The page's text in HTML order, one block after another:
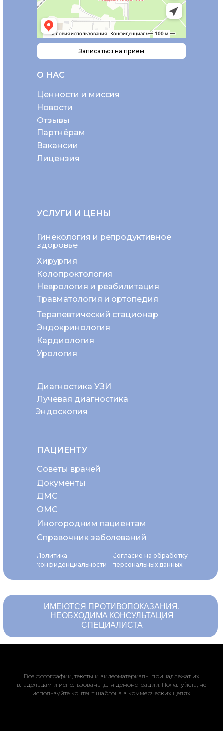
О НАС
Политика
конфиденциальности
Согласие на обработку
персональных данных
Ценности и миссия
Новости
Отзывы
Партнёрам
Вакансии
Лицензия
Неврология и реабилитация
Колопроктология
Хирургия
Гинекология и репродуктивное
здоровье
Диагностика УЗИ
Эндоскопия
Травматология и ортопедия
Эндокринология
Терапевтический стационар
Кардиология
Урология
Лучевая диагностика
УСЛУГИ И ЦЕНЫ
ПАЦИЕНТУ
Советы врачей
ОМС
Документы
ДМС
Иногородним пациентам
Справочник заболеваний
Записаться на прием
ИМЕЮТСЯ ПРОТИВОПОКАЗАНИЯ.
НЕОБХОДИМА КОНСУЛЬТАЦИЯ
СПЕЦИАЛИСТА
Все фотографии, тексты и видеоматериалы принадлежат их
владельцам и использованы для демонстрации. Пожалуйста, не
используйте контент шаблона в коммерческих целях.